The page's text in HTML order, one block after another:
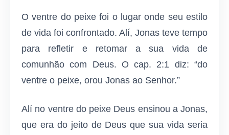
O ventre do peixe foi o lugar onde seu estilo
de vida foi confrontado. Alí, Jonas teve tempo
para refletir e retomar a sua vida de
comunhão com Deus. O cap. 2:1 diz: “do
ventre o peixe, orou Jonas ao Senhor.”
Alí no ventre do peixe Deus ensinou a Jonas,
que era do jeito de Deus que sua vida seria